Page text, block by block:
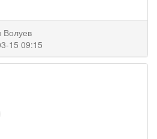
Волуев
15 09:15